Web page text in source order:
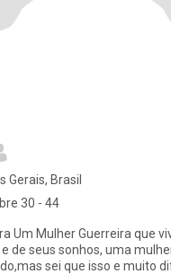
Gerais, Brasil
30 - 44
dos
de seus sonhos, uma
sei que isso e muito